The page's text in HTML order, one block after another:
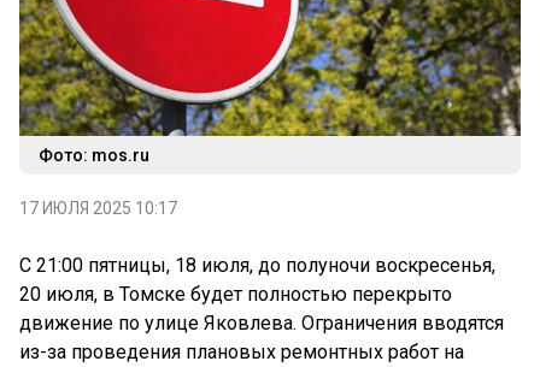
Фото: mos.ru
17 ИЮЛЯ 2025 10:17
С 21:00 пятницы, 18 июля, до полуночи воскресенья,
20 июля, в Томске будет полностью перекрыто
движение по улице Яковлева. Ограничения вводятся
из-за проведения плановых ремонтных работ на